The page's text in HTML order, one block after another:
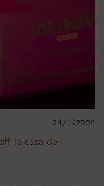
la casa de
24/11/2025